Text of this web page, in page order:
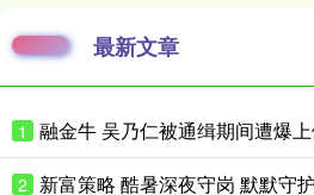
最新文章
1
2 新富策略 酷暑深夜守岗 默默守